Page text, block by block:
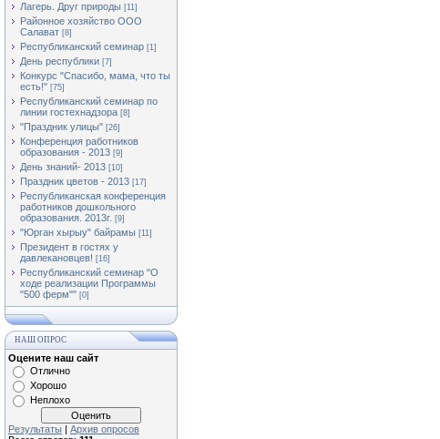
Лагерь. Друг природы [11]
Районное хозяйство ООО
Салават [8]
Республиканский семинар [1]
День республики [7]
Конкурс "Спасибо, мама, что ты
есть!" [75]
Республиканский семинар по
линии гостехнадзора [8]
"Праздник улицы" [26]
Конференция работников
образования - 2013 [9]
День знаний- 2013 [10]
Праздник цветов - 2013 [17]
Республиканская конференция
работников дошкольного
образования. 2013г. [9]
"Юрган хырыу" байрамы [11]
Президент в гостях у
давлекановцев! [16]
Республиканский семинар "О
ходе реализации Программы
"500 ферм"" [0]
НАШ ОПРОС
Оцените наш сайт
Отлично
Хорошо
Неплохо
Результаты | Архив опросов